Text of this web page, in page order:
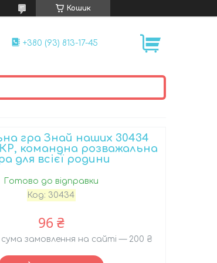
Кошик
+380 (93) 813-17-45
гра Знай наших 30434
командна розважальна
для всієї родини
Готово до відправки
Код: 30434
96 ₴
сума замовлення на сайті — 200 ₴